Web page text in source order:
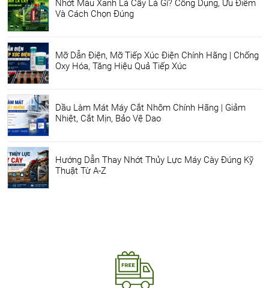
Nhớt Màu Xanh Lá Cây Là Gì? Công Dụng, Ưu Điểm
Và Cách Chọn Đúng
Mỡ Dẫn Điện, Mỡ Tiếp Xúc Điện Chính Hãng | Chống
Oxy Hóa, Tăng Hiệu Quả Tiếp Xúc
Dầu Làm Mát Máy Cắt Nhôm Chính Hãng | Giảm
Nhiệt, Cắt Mịn, Bảo Vệ Dao
Hướng Dẫn Thay Nhớt Thủy Lực Máy Cày Đúng Kỹ
Thuật Từ A-Z